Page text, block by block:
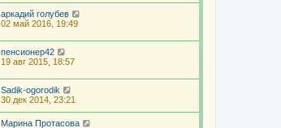
аркадий голубев
02 май 2016, 19:49
пенсионер42
19 авг 2015, 18:57
Sadik-ogorodik
30 дек 2014, 23:21
Марина Протасова